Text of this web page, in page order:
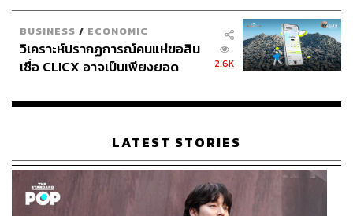
BUSINESS / ECONOMIC
วิเคราะห์ปรากฏการณ์คนแห่ขอสิน
เชื่อ CLICX อาจเป็นเพียงยอด
เรือนไทยที่ถูกซุกไว้
2.6K
LATEST STORIES